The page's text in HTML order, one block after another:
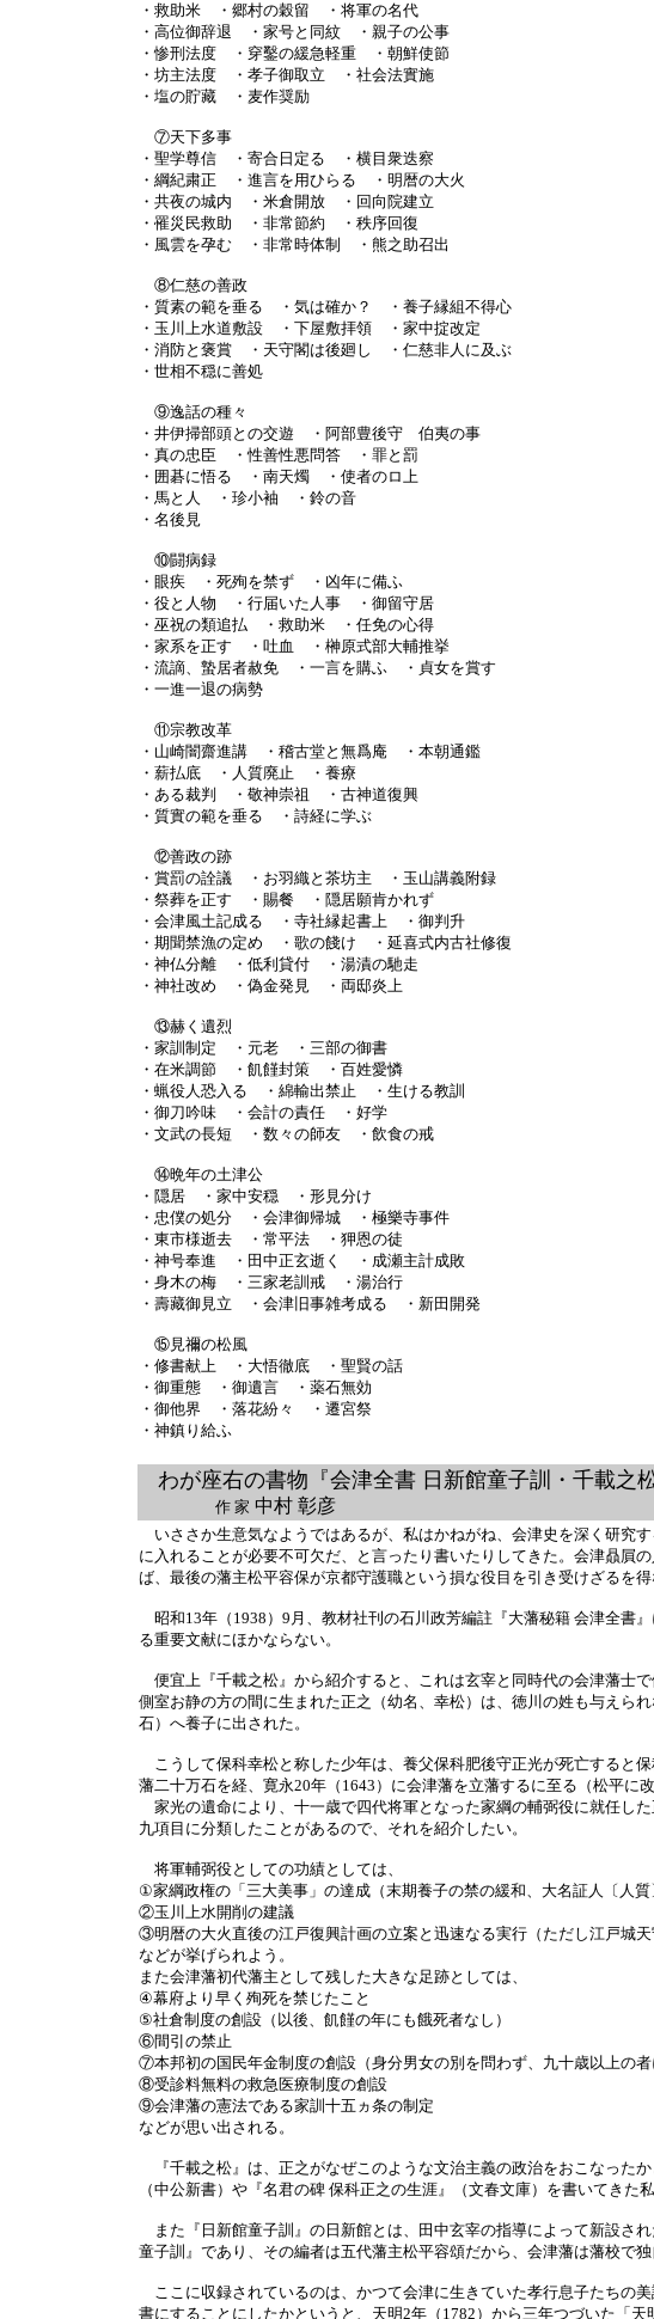
・救助米 ・郷村の穀留 ・将軍の名代
・高位御辞退 ・家号と同紋 ・親子の公事
・惨刑法度 ・穿鑿の緩急軽重 ・朝鮮使節
・坊主法度 ・孝子御取立 ・社会法實施
・塩の貯藏 ・麦作奨励
⑦天下多事
・聖学尊信 ・寄合日定る ・横目衆迭察
・綱紀粛正 ・進言を用ひらる ・明暦の大火
・共夜の城内 ・米倉開放 ・回向院建立
・罹災民救助 ・非常節約 ・秩序回復
・風雲を孕む ・非常時体制 ・熊之助召出
⑧仁慈の善政
・質素の範を垂る ・気は確か？ ・養子縁組不得心
・玉川上水道敷設 ・下屋敷拝領 ・家中掟改定
・消防と褒賞 ・天守閣は後廻し ・仁慈非人に及ぶ
・世相不穏に善処
⑨逸話の種々
・井伊掃部頭との交遊 ・阿部豊後守 伯夷の事
・真の忠臣 ・性善性悪問答 ・罪と罰
・囲碁に悟る ・南天燭 ・使者のロ上
・馬と人 ・珍小袖 ・鈴の音
・名後見
⑩闘病録
・眼疾 ・死殉を禁ず ・凶年に備ふ
・役と人物 ・行届いた人事 ・御留守居
・巫祝の類追払 ・救助米 ・任免の心得
・家系を正す ・吐血 ・榊原式部大輔推挙
・流謫、蟄居者赦免 ・一言を購ふ ・貞女を賞す
・一進一退の病勢
⑪宗教改革
・山崎闇齋進講 ・稽古堂と無爲庵 ・本朝通鑑
・薪払底 ・人質廃止 ・養療
・ある裁判 ・敬神崇祖 ・古神道復興
・質實の範を垂る ・詩経に学ぶ
⑫善政の跡
・賞罰の詮議 ・お羽織と茶坊主 ・玉山講義附録
・祭葬を正す ・賜餐 ・隠居願肯かれず
・会津風土記成る ・寺社縁起書上 ・御判升
・期聞禁漁の定め ・歌の餞け ・延喜式内古社修復
・神仏分離 ・低利貸付 ・湯漬の馳走
・神社改め ・偽金発見 ・両邸炎上
⑬赫く遺烈
・家訓制定 ・元老 ・三部の御書
・在米調節 ・飢饉封策 ・百姓愛憐
・蝋役人恐入る ・綿輸出禁止 ・生ける教訓
・御刀吟味 ・会計の責任 ・好学
・文武の長短 ・数々の師友 ・飲食の戒
⑭晩年の土津公
・隠居 ・家中安穏 ・形見分け
・忠僕の処分 ・会津御帰城 ・極樂寺事件
・東市様逝去 ・常平法 ・狎恩の徒
・神号奉進 ・田中正玄逝く ・成瀬主計成敗
・身木の梅 ・三家老訓戒 ・湯治行
・壽藏御見立 ・会津旧事雑考成る ・新田開発
⑮見禰の松風
・修書献上 ・大悟徹底 ・聖賢の話
・御重態 ・御遺言 ・薬石無効
・御他界 ・落花紛々 ・遷宮祭
・神鎮り給ふ
わが座右の書物『会津全書 日新館童子訓・千載之松
作 家 中村 彰彦
いささか生意気なようではあるが、私はかねがね、会津史を深く研究
に入れることが必要不可欠だ、と言ったり書いたりしてきた。会津贔屓
ば、最後の藩主松平容保が京都守護職という損な役目を引き受けざるを
昭和13年（1938）9月、教材社刊の石川政芳編註『大藩秘籍 会津全書
る重要文献にほかならない。
便宜上『千載之松』から紹介すると、これは玄宰と同時代の会津藩士
側室お静の方の間に生まれた正之（幼名、幸松）は、徳川の姓も与えら
石）へ養子に出された。
こうして保科幸松と称した少年は、養父保科肥後守正光が死亡すると
藩二十万石を経、寛永20年（1643）に会津藩を立藩するに至る（松平に
家光の遺命により、十一歳で四代将軍となった家綱の輔弼役に就任し
九項目に分類したことがあるので、それを紹介したい。
将軍輔弼役としての功績としては、
①家綱政権の「三大美事」の達成（末期養子の禁の緩和、大名証人〔人質
②玉川上水開削の建議
③明暦の大火直後の江戸復興計画の立案と迅速なる実行（ただし江戸城天
などが挙げられよう。
また会津藩初代藩主として残した大きな足跡としては、
④幕府より早く殉死を禁じたこと
⑤社倉制度の創設（以後、飢饉の年にも餓死者なし）
⑥間引の禁止
⑦本邦初の国民年金制度の創設（身分男女の別を問わず、九十歳以上の
⑧受診料無料の救急医療制度の創設
⑨会津藩の憲法である家訓十五ヵ条の制定
などが思い出される。
『千載之松』は、正之がなぜこのような文治主義の政治をおこなった
（中公新書）や『名君の碑 保科正之の生涯』（文春文庫）を書いてきた
また『日新館童子訓』の日新館とは、田中玄宰の指導によって新設さ
童子訓』であり、その編者は五代藩主松平容頌だから、会津藩は藩校で
ここに収録されているのは、かつて会津に生きていた孝行息子たちの
書にすることにしたかというと、天明2年（1782）から三年つづいた「